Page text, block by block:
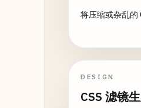
将压缩或杂乱的
DESIGN
CSS 滤镜